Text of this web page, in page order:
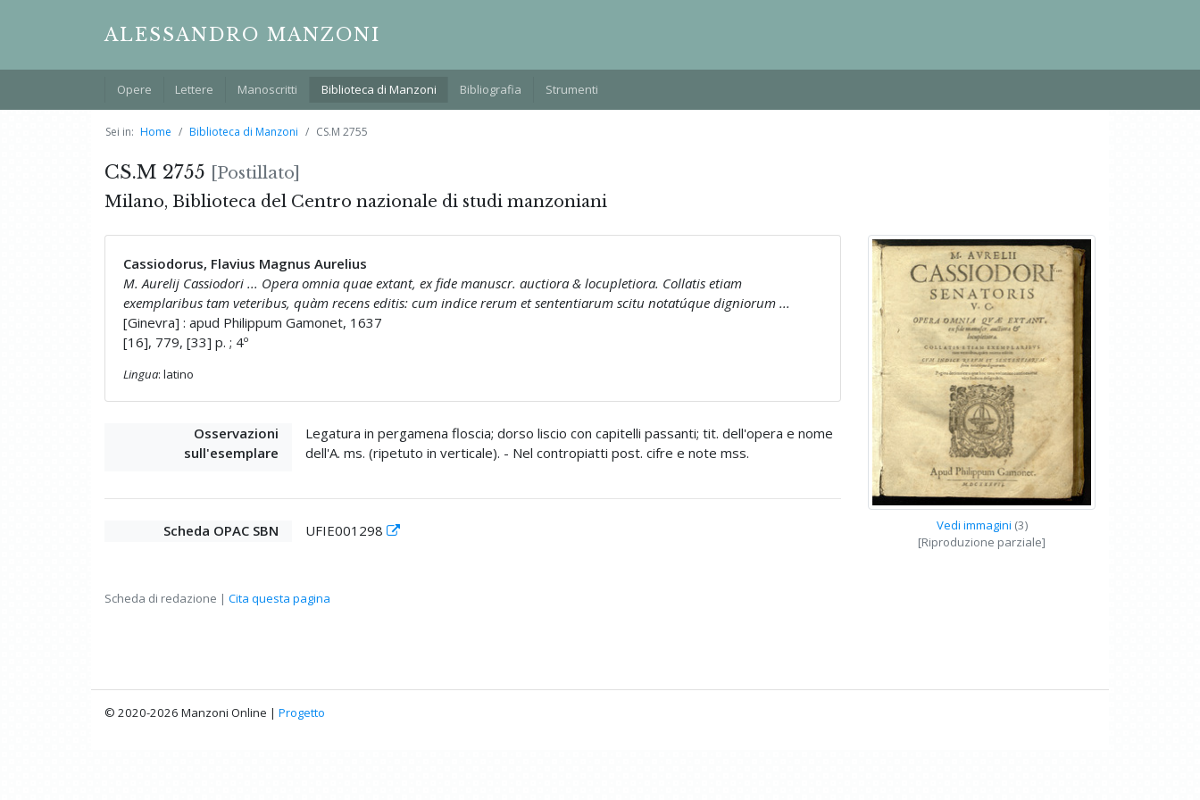
ALESSANDRO MANZONI
Opere Lettere Manoscritti Biblioteca di Manzoni Bibliografia Strumenti
Sei in: Home Biblioteca di Manzoni CS.M 2755
CS.M 2755 [Postillato]
Milano, Biblioteca del Centro nazionale di studi manzoniani
Cassiodorus, Flavius Magnus Aurelius
M. Aurelij Cassiodori ... Opera omnia quae extant, ex fide manuscr. auctiora & locupletiora. Collatis etiam
exemplaribus tam veteribus, quàm recens editis: cum indice rerum et sententiarum scitu notatúque digniorum ...
[Ginevra] : apud Philippum Gamonet, 1637
[16], 779, [33] p. ; 4º
Lingua: latino
Osservazioni
sull'esemplare
Legatura in pergamena floscia; dorso liscio con capitelli passanti; tit. dell'opera e nome
dell'A. ms. (ripetuto in verticale). - Nel contropiatti post. cifre e note mss.
Scheda OPAC SBN UFIE001298 Vedi immagini (3)
[Riproduzione parziale]
Scheda di redazione | Cita questa pagina
© 2020-2026 Manzoni Online | Progetto